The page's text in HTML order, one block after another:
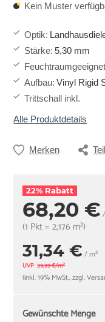
Kein Muster
Optik:
Stärke: 5,30 mm
Feuchtraumgeeignet
Aufbau: Vinyl Rigid
Trittschall inkl.
Alle Produktdetails
Merken
22% Rabatt
68,20 €
(1 Pkt = 2,176 m²)
31,34 €/ m²
UVP 39,99 €/m²
(inkl. 19% MwSt., zzgl.
Gewünschte Menge